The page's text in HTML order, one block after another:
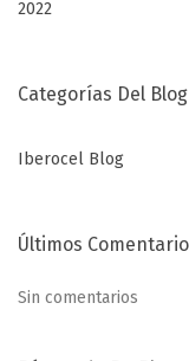
2022
Categorías Del Blog
Iberocel Blog
Últimos
Sin comentarios